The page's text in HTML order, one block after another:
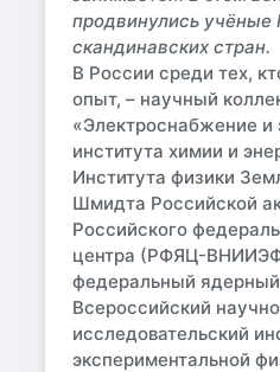
продвинулись
скандинавских стран.
В России среди тех,
опыт, – научный
«Электроснабжение и
института химии и
Института физики
Шмидта Российской
Российского
центра (РФЯЦ-ВНИИЭФ
федеральный ядерный
Всероссийский
исследовательский
экспериментальной